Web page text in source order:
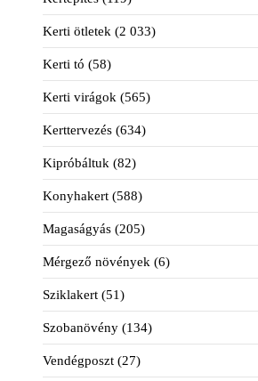
Kerti ötletek (2 033)
Kerti tó (58)
Kerti virágok (565)
Kerttervezés (634)
Kipróbáltuk (82)
Konyhakert (588)
Magaságyás (205)
Mérgező növények (6)
Sziklakert (51)
Szobanövény (134)
Vendégposzt (27)